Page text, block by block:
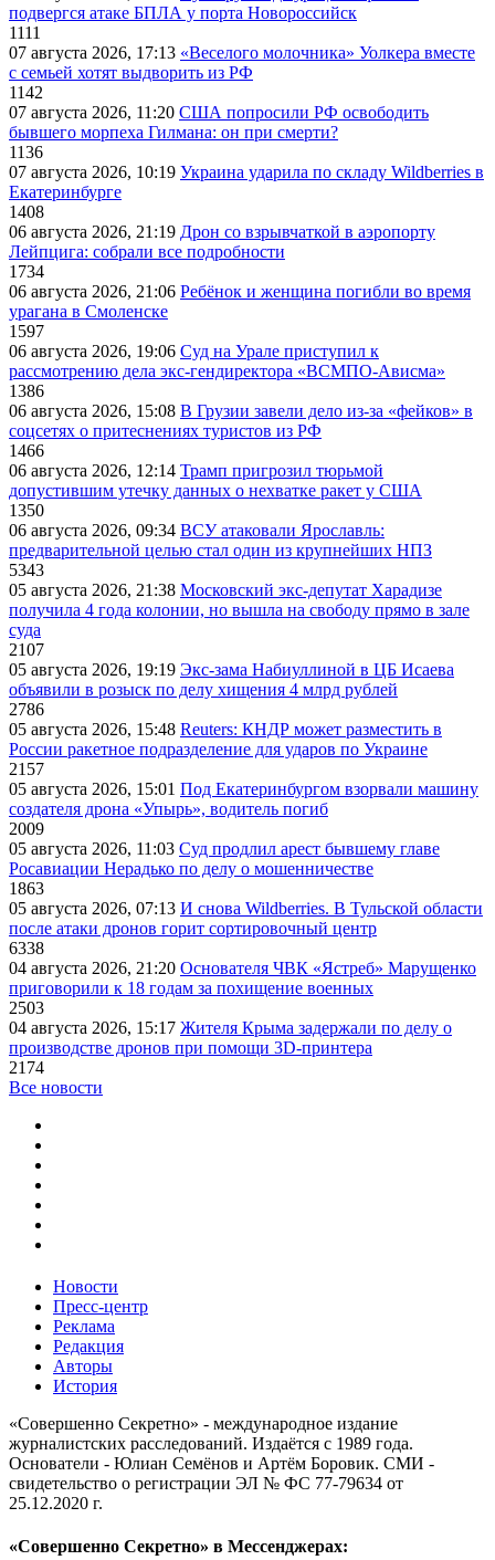
подвергся атаке БПЛА у порта Новороссийск
1111
07 августа 2026, 17:13 «Веселого молочника» Уолкера вместе
с семьей хотят выдворить из РФ
1142
07 августа 2026, 11:20 США попросили РФ освободить
бывшего морпеха Гилмана: он при смерти?
1136
07 августа 2026, 10:19 Украина ударила по складу Wildberries в
Екатеринбурге
1408
06 августа 2026, 21:19 Дрон со взрывчаткой в аэропорту
Лейпцига: собрали все подробности
1734
06 августа 2026, 21:06 Ребёнок и женщина погибли во время
урагана в Смоленске
1597
06 августа 2026, 19:06 Суд на Урале приступил к
рассмотрению дела экс-гендиректора «ВСМПО-Ависма»
1386
06 августа 2026, 15:08 В Грузии завели дело из-за «фейков» в
соцсетях о притеснениях туристов из РФ
1466
06 августа 2026, 12:14 Трамп пригрозил тюрьмой
допустившим утечку данных о нехватке ракет у США
1350
06 августа 2026, 09:34 ВСУ атаковали Ярославль:
предварительной целью стал один из крупнейших НПЗ
5343
05 августа 2026, 21:38 Московский экс-депутат Харадизе
получила 4 года колонии, но вышла на свободу прямо в зале
суда
2107
05 августа 2026, 19:19 Экс-зама Набиуллиной в ЦБ Исаева
объявили в розыск по делу хищения 4 млрд рублей
2786
05 августа 2026, 15:48 Reuters: КНДР может разместить в
России ракетное подразделение для ударов по Украине
2157
05 августа 2026, 15:01 Под Екатеринбургом взорвали машину
создателя дрона «Упырь», водитель погиб
2009
05 августа 2026, 11:03 Суд продлил арест бывшему главе
Росавиации Нерадько по делу о мошенничестве
1863
05 августа 2026, 07:13 И снова Wildberries. В Тульской области
после атаки дронов горит сортировочный центр
6338
04 августа 2026, 21:20 Основателя ЧВК «Ястреб» Марущенко
приговорили к 18 годам за похищение военных
2503
04 августа 2026, 15:17 Жителя Крыма задержали по делу о
производстве дронов при помощи 3D‑принтера
2174
Все новости
Новости
Пресс-центр
Реклама
Редакция
Авторы
История
«Совершенно Секретно» - международное издание
журналистских расследований. Издаётся с 1989 года.
Основатели - Юлиан Семёнов и Артём Боровик. CМИ -
свидетельство о регистрации ЭЛ № ФС 77-79634 от
25.12.2020 г.
«Совершенно Секретно» в Мессенджерах: